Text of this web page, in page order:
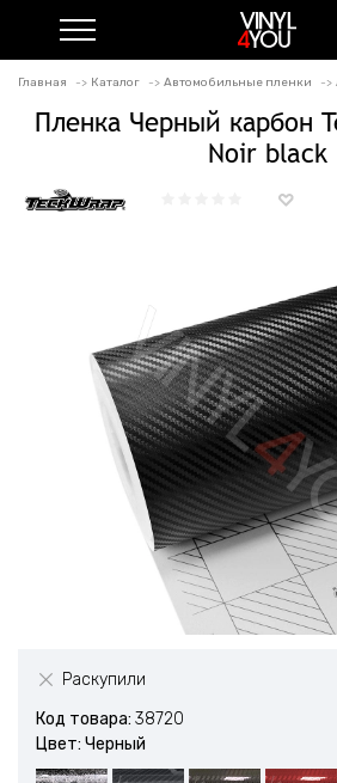
Главная Каталог Автомобильные пленки
Пленка Черный карбон
Noir black
Раскупили
Код товара: 38720
Цвет: Черный